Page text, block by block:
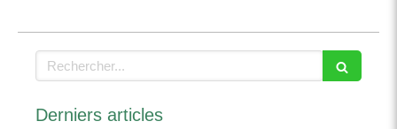
Rechercher
Derniers articles